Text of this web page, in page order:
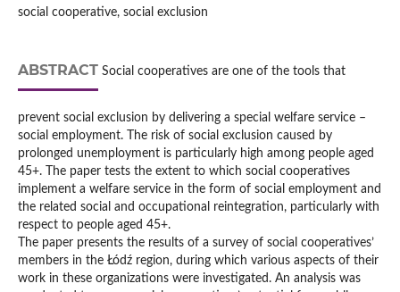
social cooperative, social exclusion
ABSTRACT Social cooperatives are one of the tools that
prevent social exclusion by delivering a special welfare service –
social employment. The risk of social exclusion caused by
prolonged unemployment is particularly high among people aged
45+. The paper tests the extent to which social cooperatives
implement a welfare service in the form of social employment and
the related social and occupational reintegration, particularly with
respect to people aged 45+.
The paper presents the results of a survey of social cooperatives’
members in the Łódź region, during which various aspects of their
work in these organizations were investigated. An analysis was